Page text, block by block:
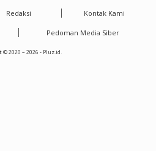
Redaksi Kontak Kami
Pedoman Media Siber
© 2020 – 2026 - Pluz.id.